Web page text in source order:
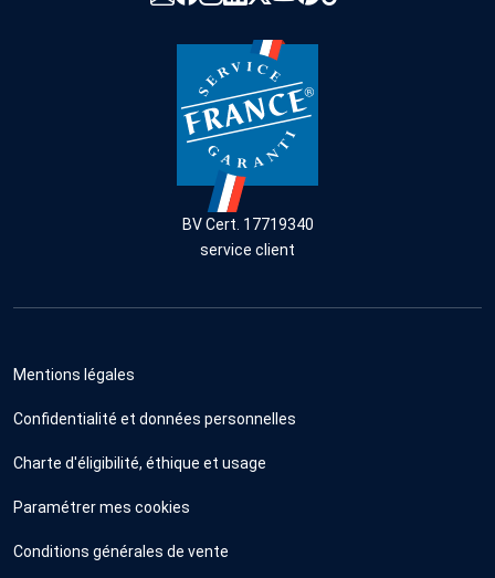
BV Cert. 17719340
service client
Mentions légales
Confidentialité et données personnelles
Charte d'éligibilité, éthique et usage
Paramétrer mes cookies
Conditions générales de vente